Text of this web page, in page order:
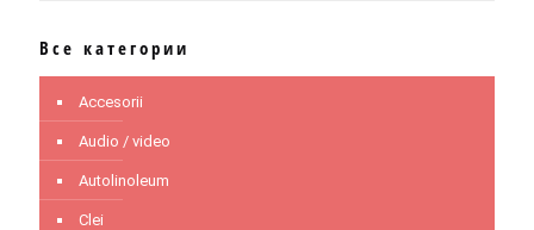
Все категории
Accesorii
Audio / video
Autolinoleum
Clei